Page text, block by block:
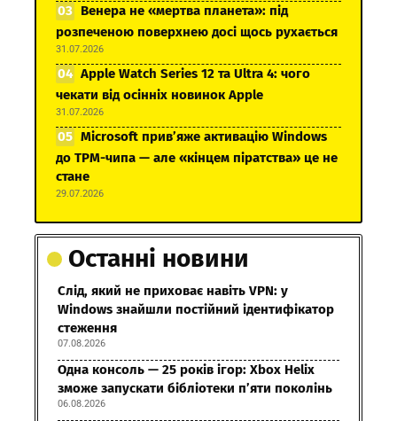
Венера не «мертва планета»: під
розпеченою поверхнею досі щось рухається
31.07.2026
Apple Watch Series 12 та Ultra 4: чого
чекати від осінніх новинок Apple
31.07.2026
Microsoft прив’яже активацію Windows
до TPM-чипа — але «кінцем піратства» це не
стане
29.07.2026
Останні новини
Слід, який не приховає навіть VPN: у
Windows знайшли постійний ідентифікатор
стеження
07.08.2026
Одна консоль — 25 років ігор: Xbox Helix
зможе запускати бібліотеки п’яти поколінь
06.08.2026